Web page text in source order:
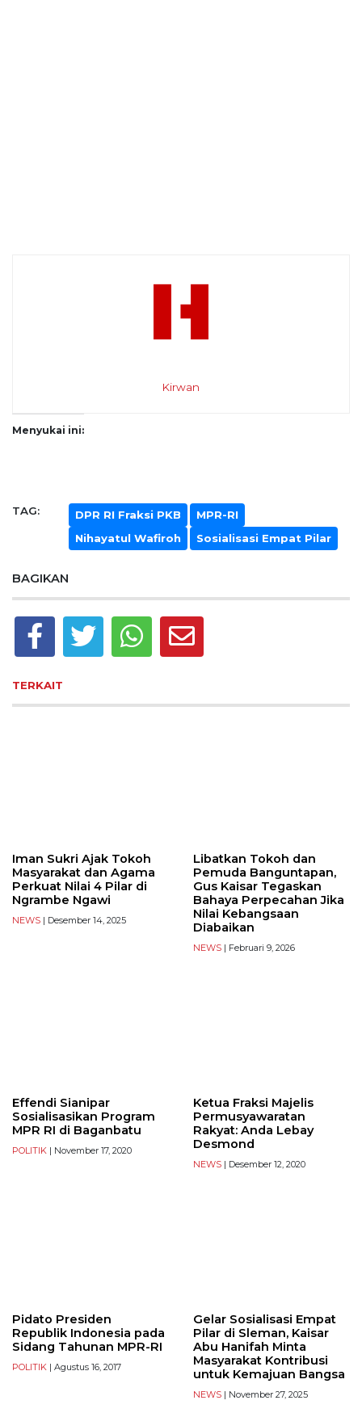
Kirwan
Menyukai ini:
TAG: DPR RI Fraksi PKB
MPR-RI
Nihayatul Wafiroh
Sosialisasi Empat Pilar
BAGIKAN
TERKAIT
Iman Sukri Ajak Tokoh
Masyarakat dan Agama
Perkuat Nilai 4 Pilar di
Ngrambe Ngawi
NEWS | Desember 14, 2025
Libatkan Tokoh dan
Pemuda Banguntapan,
Gus Kaisar Tegaskan
Bahaya Perpecahan Jika
Nilai Kebangsaan
Diabaikan
NEWS | Februari 9, 2026
Effendi Sianipar
Sosialisasikan Program
MPR RI di Baganbatu
POLITIK | November 17, 2020
Ketua Fraksi Majelis
Permusyawaratan
Rakyat: Anda Lebay
Desmond
NEWS | Desember 12, 2020
Pidato Presiden
Republik Indonesia pada
Sidang Tahunan MPR-RI
POLITIK | Agustus 16, 2017
Gelar Sosialisasi Empat
Pilar di Sleman, Kaisar
Abu Hanifah Minta
Masyarakat Kontribusi
untuk Kemajuan Bangsa
NEWS | November 27, 2025